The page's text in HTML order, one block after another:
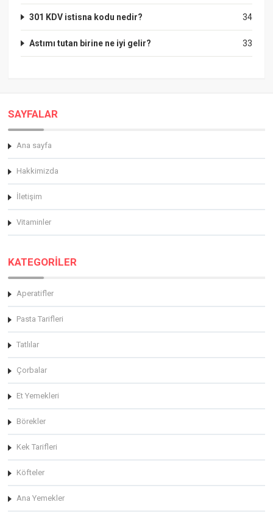
34
301 KDV istisna kodu nedir?
33
Astımı tutan birine ne iyi gelir?
SAYFALAR
Ana sayfa
Hakkimizda
İletişim
Vitaminler
KATEGORİLER
Aperatifler
Pasta Tarifleri
Tatlılar
Çorbalar
Et Yemekleri
Börekler
Kek Tarifleri
Köfteler
Ana Yemekler